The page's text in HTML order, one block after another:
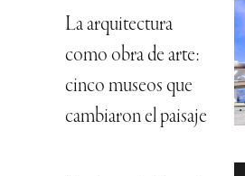
La arquitectura
como obra de arte:
cinco museos que
cambiaron el paisaje